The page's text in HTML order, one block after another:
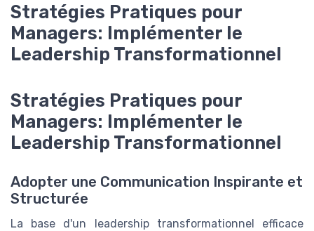
Stratégies Pratiques pour
Managers: Implémenter le
Leadership Transformationnel
Stratégies Pratiques pour
Managers: Implémenter le
Leadership Transformationnel
Adopter une Communication Inspirante et
Structurée
La base d'un leadership transformationnel efficace